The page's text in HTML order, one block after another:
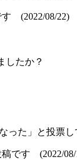
(2022/08/22)
したか？
った」と投票し
です (2022/08/